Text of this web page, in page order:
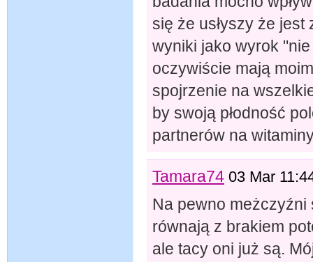
się że usłyszy że
wyniki jako wyrok
oczywiście mają
spojrzenie na
by swoją płodność
partnerów na
Tamara74 03 Mar
Na pewno meżczyźni
równają z brakiem
ale tacy oni już są.